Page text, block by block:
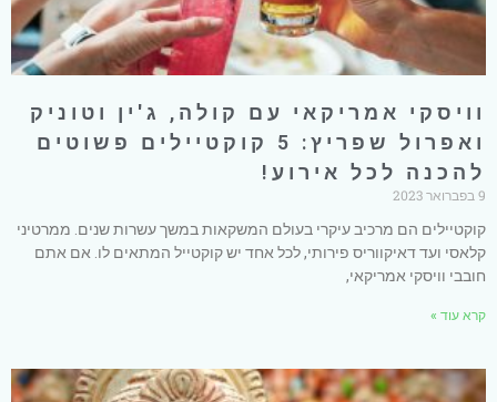
וויסקי אמריקאי עם קולה, ג'ין וטוניק
ואפרול שפריץ: 5 קוקטיילים פשוטים
להכנה לכל אירוע!
9 בפברואר 2023
קוקטיילים הם מרכיב עיקרי בעולם המשקאות במשך עשרות שנים. ממרטיני
קלאסי ועד דאיקווריס פירותי, לכל אחד יש קוקטייל המתאים לו. אם אתם
חובבי וויסקי אמריקאי,
קרא עוד »